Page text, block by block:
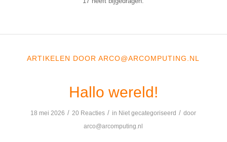
ARTIKELEN DOOR ARCO@ARCOMPUTING.NL
Hallo wereld!
18 mei 2026 / 20 Reacties / in Niet gecategoriseerd / door
arco@arcomputing.nl